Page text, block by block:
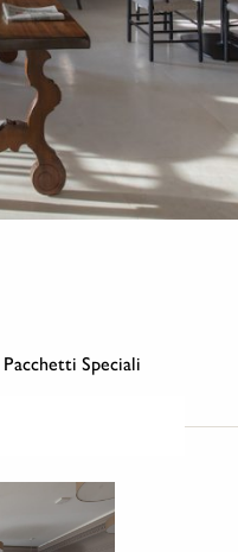
Pacchetti Speciali